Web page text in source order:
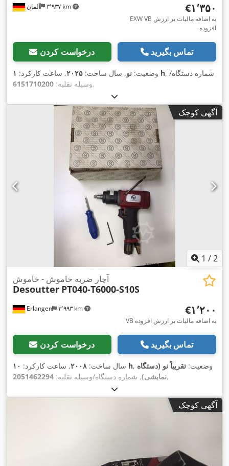
آلمان ۳٬۹۳۷ km ‎€۱٬۳۵۰
EXW VB به اضافه مالیات بر ارزش
افزوده
درخواست کردن تماس بگیرید
وضعیت: نو, سال ساخت: ۲۰۲۵, ساعت کارکرد: ۱ h, شماره دستگاه/
وسیله نقلیه: 6151710200 ,
آگهی کوچک
1 /2
Erlangen ۳٬۹۹۳ km
آچار ضربه خاموش - خاموش
Desoutter PT040-T6000-S10S
‎€۱٬۲۰۰
VB به اضافه مالیات بر ارزش افزوده
درخواست کردن تماس بگیرید
سال ساخت: ۲۰۰۸, ساعت کارکرد: ۱۰ h , وضعیت: تقریباً نو (دستگاه
نمایشی), شماره دستگاه/وسیله نقلیه: 2051462294 ,
آگهی کوچک